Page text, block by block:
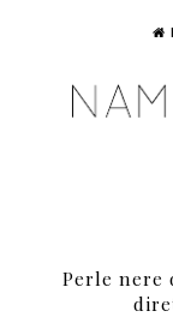
Perle nere